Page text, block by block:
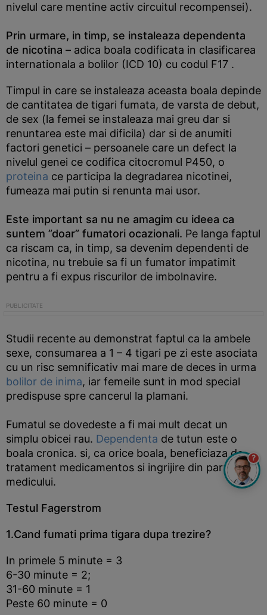
nivelul care mentine activ circuitul recompensei).
Prin urmare, in timp, se instaleaza dependenta
de nicotina – adica boala codificata in clasificarea
internationala a bolilor (ICD 10) cu codul F17 .
Timpul in care se instaleaza aceasta boala depinde
de cantitatea de tigari fumata, de varsta de debut,
de sex (la femei se instaleaza mai greu dar si
renuntarea este mai dificila) dar si de anumiti
factori genetici – persoanele care un defect la
nivelul genei ce codifica citocromul P450, o
proteina ce participa la degradarea nicotinei,
fumeaza mai putin si renunta mai usor.
Este important sa nu ne amagim cu ideea ca
suntem ”doar” fumatori ocazionali. Pe langa faptul
ca riscam ca, in timp, sa devenim dependenti de
nicotina, nu trebuie sa fi un fumator impatimit
pentru a fi expus riscurilor de imbolnavire.
Studii recente au demonstrat faptul ca la ambele
sexe, consumarea a 1 – 4 tigari pe zi este asociata
cu un risc semnificativ mai mare de deces in urma
bolilor de inima, iar femeile sunt in mod special
predispuse spre cancerul la plamani.
Fumatul se dovedeste a fi mai mult decat un
simplu obicei rau. Dependenta de tutun este o
boala cronica. si, ca orice boala, beneficiaza de
tratament medicamentos si ingrijire din partea
medicului.
Testul Fagerstrom
1.Cand fumati prima tigara dupa trezire?
In primele 5 minute = 3
6-30 minute = 2;
31-60 minute = 1
Peste 60 minute = 0
?